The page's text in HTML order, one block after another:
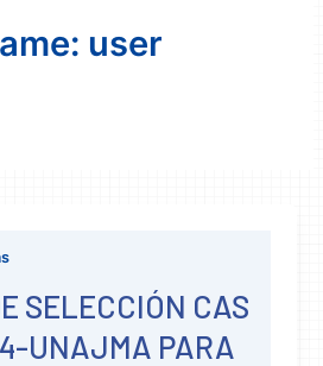
user
SELECCIÓN CAS
UNAJMA PARA